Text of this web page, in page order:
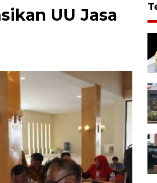
UU Jasa